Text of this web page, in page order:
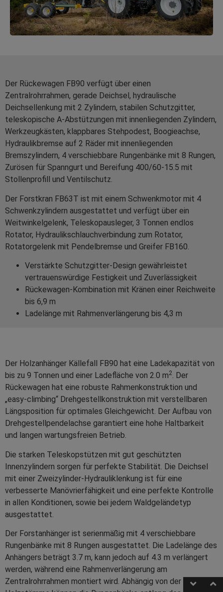
Der Rückewagen FB90 verfügt über einen
Zentralrohrrahmen, gerade Deichsel, hydraulische
Deichsellenkung mit 2 Zylindern, stabilen Schutzgitter,
teleskopische A-Abstützungen mit innenliegenden Zylindern,
Werkzeugkästen, klappbares Stehpodest, Boogieachse,
Hydraulikbremse auf 2 Räder mit innenliegenden
Bremszylindern, 4 verschiebbare Rungenbänke mit 8 Rungen,
Zurösen für Spanngurt und Bereifung 400/60-15.5 mit
Stollenprofill und Ventilschutz.
Der Forstkran FB63T ist mit einem Schwenkmotor mit 4
Schwenkzylindern ausgestattet und verfügt über ein
Weitwinkelgelenk, Teleskopausleger, 3 Tonnen endlos
Rotator, Hydraulikschlauchverbindung zum Rotator,
Rotatorgelenk mit Pendelbremse und Greifer FB160.
Verstärkte Schutzgitter-Design gewährleistet
vertrauenswürdige Festigkeit und Zuverlässigkeit
Rückewagen-Kombination mit Kränen einer Reichweite
bis 6,9 m
Ladelänge mit Rahmenverlängerung bis 4,3 m
Der Holzanhänger Källefall FB90 hat eine Ladekapazität von
bis zu 9 Tonnen und einer Ladefläche von 2.0 m2. Der
Rückewagen hat eine robuste Rahmenkonstruktion und
„easy-climbing“ Drehgestellkonstruktion mit verstellbaren
Längsposition für optimales Gleichgewicht. Der Aufbau von
Drehgestellpendelachse garantiert eine hohe Haltbarkeit
und langen wartungsfreien Betrieb.
Die starken Teleskopstützen mit gut geschützten
Innenzylindern sorgen für perfekte Stabilität. Die Deichsel
mit einer Zweizylinder-Hydrauliklenkung ist für eine
verbesserte Manövrierfähigkeit und eine perfekte Kontrolle
in allen Konditionen, sowie bei jedem Waldgeländetyp
ausgestattet.
Der Forstanhänger ist serienmäßig mit 4 verschiebbare
Rungenbänke mit 8 Rungen ausgestattet. Die Ladelänge des
Anhängers beträgt 3.7 m, kann jedoch auf 4.3 m verlängert
werden, während eine Rahmenverlängerung am
Zentralrohrrahmen montiert wird. Abhängig von der Länge der